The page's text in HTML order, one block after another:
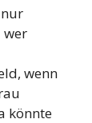
wer
wenn
könnte